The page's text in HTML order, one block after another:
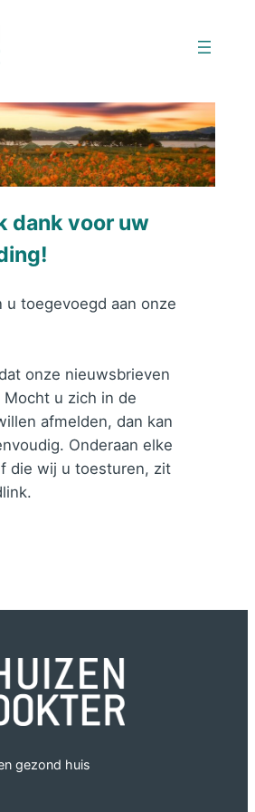
dank voor uw
u toegevoegd aan onze
onze nieuwsbrieven
Mocht u zich in de
afmelden, dan kan
Onderaan elke
die wij u toesturen, zit
gezond huis